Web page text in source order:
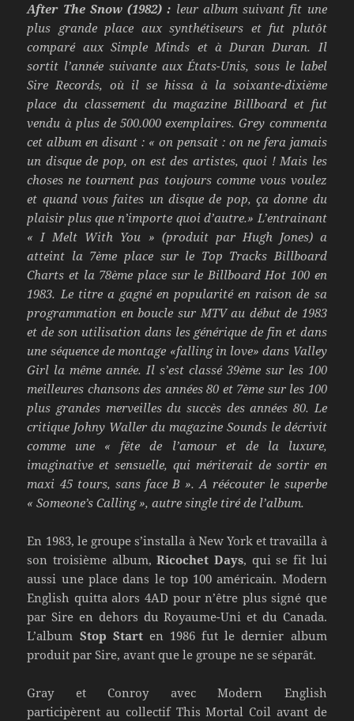
After The Snow (1982) : leur album suivant fit une
plus grande place aux synthétiseurs et fut plutôt
comparé aux Simple Minds et à Duran Duran. Il
sortit l’année suivante aux États-Unis, sous le label
Sire Records, où il se hissa à la soixante-dixième
place du classement du magazine Billboard et fut
vendu à plus de 500.000 exemplaires. Grey commenta
cet album en disant : « on pensait : on ne fera jamais
un disque de pop, on est des artistes, quoi ! Mais les
choses ne tournent pas toujours comme vous voulez
et quand vous faites un disque de pop, ça donne du
plaisir plus que n’importe quoi d’autre.» L’entrainant
« I Melt With You » (produit par Hugh Jones) a
atteint la 7ème place sur le Top Tracks Billboard
Charts et la 78ème place sur le Billboard Hot 100 en
1983. Le titre a gagné en popularité en raison de sa
programmation en boucle sur MTV au début de 1983
et de son utilisation dans les générique de fin et dans
une séquence de montage «falling in love» dans Valley
Girl la même année. Il s’est classé 39ème sur les 100
meilleures chansons des années 80 et 7ème sur les 100
plus grandes merveilles du succès des années 80. Le
critique Johny Waller du magazine Sounds le décrivit
comme une « fête de l’amour et de la luxure,
imaginative et sensuelle, qui mériterait de sortir en
maxi 45 tours, sans face B ». A réécouter le superbe
« Someone’s Calling », autre single tiré de l’album.
En 1983, le groupe s’installa à New York et travailla à
son troisième album,Ricochet Days, qui se fit lui
aussi une place dans le top 100 américain. Modern
English quitta alors 4AD pour n’être plus signé que
par Sire en dehors du Royaume-Uni et du Canada.
L’album Stop Starten 1986 fut le dernier album
produit par Sire, avant que le groupe ne se séparât.
Gray et Conroy avec Modern English
participèrent au collectif This Mortal Coil avant de